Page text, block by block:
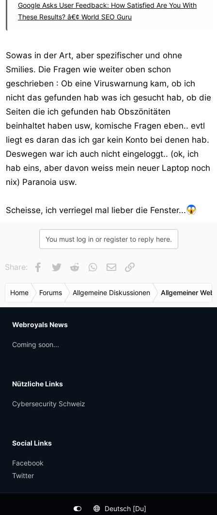
Google Asks User Feedback: How Satisfied Are You With
These Results? â€¢ World SEO Guru
Sowas in der Art, aber spezifischer und ohne
Smilies. Die Fragen wie weiter oben schon
geschrieben : Ob eine Viruswarnung kam, ob ich
nicht das gefunden hab was ich gesucht hab, ob die
Seiten die ich gefunden hab Obszönitäten
beinhaltet haben usw, komische Fragen eben.. evtl
liegt es daran das ich gar kein Konto bei denen hab.
Deswegen war ich auch nicht eingeloggt.. (ok, ich
hab eins, aber davon weiss mein neuer Laptop noch
nix) Paranoia usw.
Scheisse, ich verriegel mal lieber die Fenster...
You must log in or register to reply here.
Share: Facebook
Twitter Reddit WhatsApp
E-Mail
Home Forums Allgemeine Diskussionen Allgemeiner
Webroyals News
Coming soon...
Nützliche Links
Cybersecurity Schweiz
Social Links
Facebook
Twitter
Deutsch [Du]